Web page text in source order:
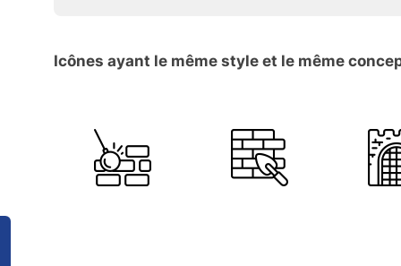
Icônes ayant le même style et le même